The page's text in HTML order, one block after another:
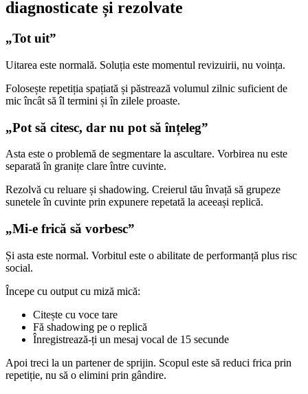
diagnosticate și rezolvate
„Tot uit”
Uitarea este normală. Soluția este momentul revizuirii, nu voința.
Folosește repetiția spațiată și păstrează volumul zilnic suficient de
mic încât să îl termini și în zilele proaste.
„Pot să citesc, dar nu pot să înțeleg”
Asta este o problemă de segmentare la ascultare. Vorbirea nu este
separată în granițe clare între cuvinte.
Rezolvă cu reluare și shadowing. Creierul tău învață să grupeze
sunetele în cuvinte prin expunere repetată la aceeași replică.
„Mi-e frică să vorbesc”
Și asta este normal. Vorbitul este o abilitate de performanță plus risc
social.
Începe cu output cu miză mică:
Citește cu voce tare
Fă shadowing pe o replică
Înregistrează-ți un mesaj vocal de 15 secunde
Apoi treci la un partener de sprijin. Scopul este să reduci frica prin
repetiție, nu să o elimini prin gândire.